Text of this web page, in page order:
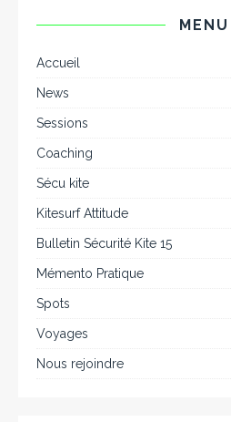
MENU
Accueil
News
Sessions
Coaching
Sécu kite
Kitesurf Attitude
Bulletin Sécurité Kite 15
Mémento Pratique
Spots
Voyages
Nous rejoindre